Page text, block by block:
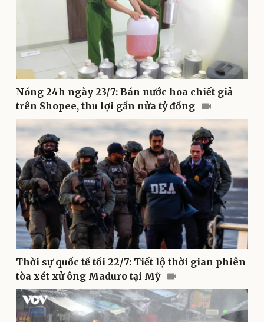
Doanh nghiệp
Thông tin doanh nghiệp
Doanh nghiệp 24h
Doanh nhân
Vì cộng đồng
Công nghệ
Sành điệu
Tin Công nghệ
Trải nghiệm
Chuyển đổi số
Sức khỏe
Dinh dưỡng - món ngon
Đời sống
Nhà đẹp
Nóng 24h ngày 23/7: Bán nước hoa chiết giả
trên Shopee, thu lợi gần nửa tỷ đồng
Thời sự quốc tế tối 22/7: Tiết lộ thời gian phiên
tòa xét xử ông Maduro tại Mỹ